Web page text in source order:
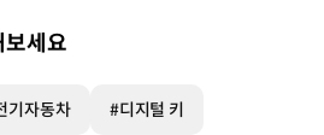
보세요
기자동차 #디지털 키